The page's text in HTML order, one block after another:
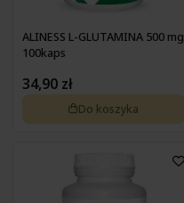
Waleriana
Węgiel
Wiesiołek
Witaminy i minerały
ALINESS L-GLUTAMINA 500 mg
100kaps
34,90 zł
Do koszyka